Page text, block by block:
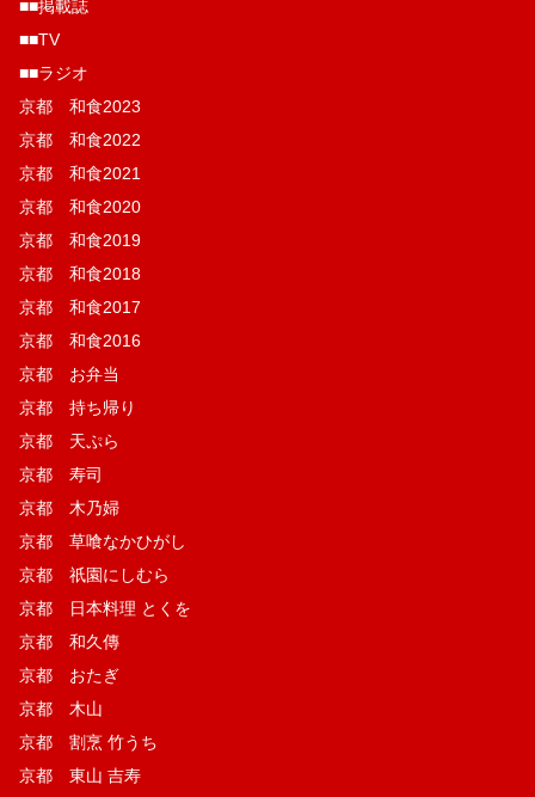
■■掲載誌
■■TV
■■ラジオ
京都 和食2023
京都 和食2022
京都 和食2021
京都 和食2020
京都 和食2019
京都 和食2018
京都 和食2017
京都 和食2016
京都 お弁当
京都 持ち帰り
京都 天ぷら
京都 寿司
京都 木乃婦
京都 草喰なかひがし
京都 祇園にしむら
京都 日本料理 とくを
京都 和久傳
京都 おたぎ
京都 木山
京都 割烹 竹うち
京都 東山 吉寿